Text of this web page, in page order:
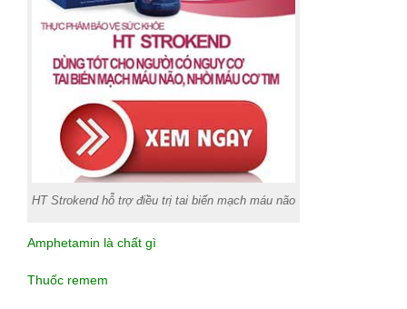
HT Strokend hỗ trợ điều trị tai biến mạch máu não
Amphetamin là chất gì
Thuốc remem